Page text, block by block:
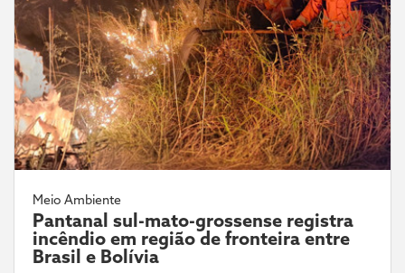
Meio Ambiente
Pantanal sul-mato-grossense registra
incêndio em região de fronteira entre
Brasil e Bolívia